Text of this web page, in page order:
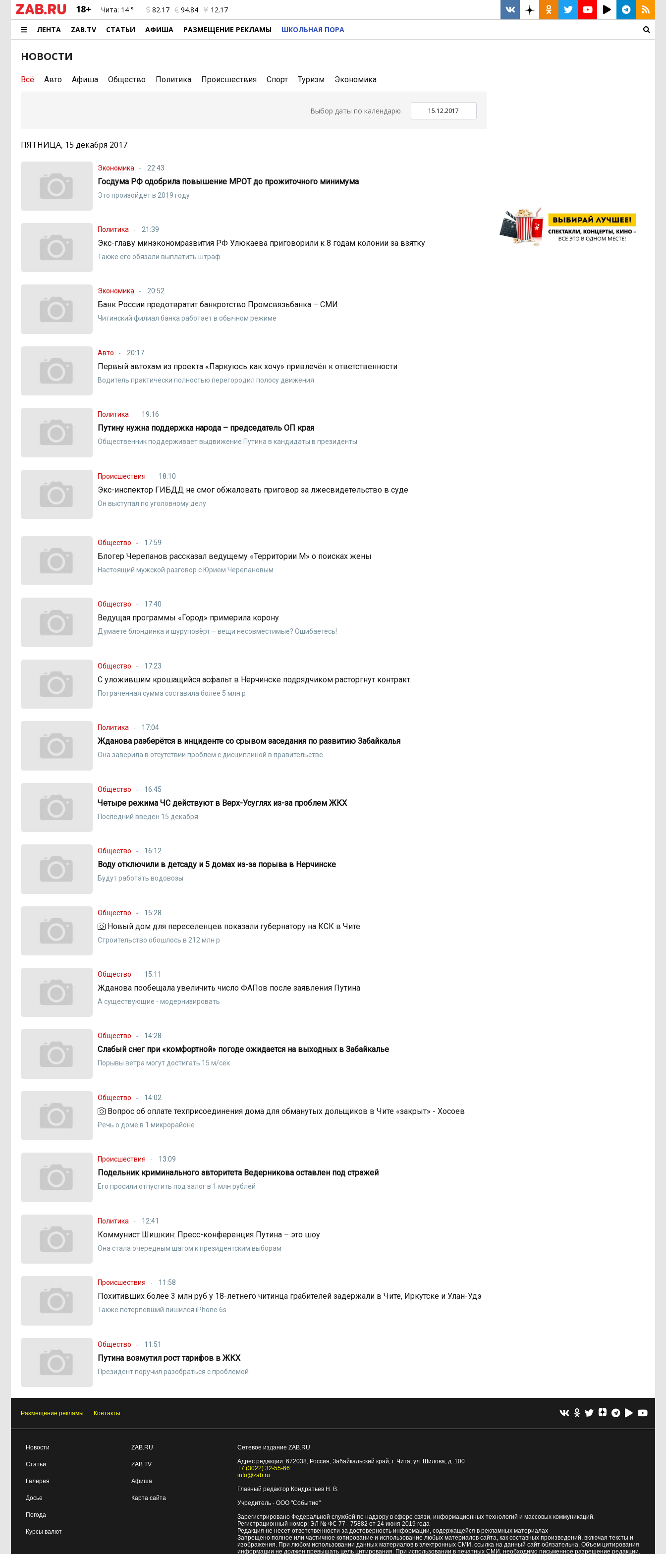
18+ Чита: 14 ° 82.17 94.84 12.17
ЛЕНТА ZAB.TV СТАТЬИ АФИША РАЗМЕЩЕНИЕ РЕКЛАМЫ ШКОЛЬНАЯ ПОРА
НОВОСТИ
Всё Авто Афиша Общество Политика Происшествия Спорт Туризм Экономика
Выбор даты по календарю
ПЯТНИЦА, 15 декабря 2017
Экономика 22:43
Госдума РФ одобрила повышение МРОТ до прожиточного минимума
Это произойдет в 2019 году
Политика 21:39
Экс-главу минэкономразвития РФ Улюкаева приговорили к 8 годам колонии за взятку
Также его обязали выплатить штраф
Экономика 20:52
Банк России предотвратит банкротство Промсвязьбанка – СМИ
Читинский филиал банка работает в обычном режиме
Авто 20:17
Первый автохам из проекта «Паркуюсь как хочу» привлечён к ответственности
Водитель практически полностью перегородил полосу движения
Политика 19:16
Путину нужна поддержка народа – председатель ОП края
Общественник поддерживает выдвижение Путина в кандидаты в президенты
Происшествия 18:10
Экс-инспектор ГИБДД не смог обжаловать приговор за лжесвидетельство в суде
Он выступал по уголовному делу
Общество 17:59
Блогер Черепанов рассказал ведущему «Территории М» о поисках жены
Настоящий мужской разговор с Юрием Черепановым
Общество 17:40
Ведущая программы «Город» примерила корону
Думаете блондинка и шуруповёрт – вещи несовместимые? Ошибаетесь!
Общество 17:23
С уложившим крошащийся асфальт в Нерчинске подрядчиком расторгнут контракт
Потраченная сумма составила более 5 млн р
Политика 17:04
Жданова разберётся в инциденте со срывом заседания по развитию Забайкалья
Она заверила в отсутствии проблем с дисциплиной в правительстве
Общество 16:45
Четыре режима ЧС действуют в Верх-Усуглях из-за проблем ЖКХ
Последний введен 15 декабря
Общество 16:12
Воду отключили в детсаду и 5 домах из-за порыва в Нерчинске
Будут работать водовозы
Общество 15:28
Новый дом для переселенцев показали губернатору на КСК в Чите
Строительство обошлось в 212 млн р
Общество 15:11
Жданова пообещала увеличить число ФАПов после заявления Путина
А существующие - модернизировать
Общество 14:28
Слабый снег при «комфортной» погоде ожидается на выходных в Забайкалье
Порывы ветра могут достигать 15 м/сек
Общество 14:02
Вопрос об оплате техприсоединения дома для обманутых дольщиков в Чите «закрыт» - Хосоев
Речь о доме в 1 микрорайоне
Происшествия 13:09
Подельник криминального авторитета Ведерникова оставлен под стражей
Его просили отпустить под залог в 1 млн рублей
Политика 12:41
Коммунист Шишкин: Пресс-конференция Путина – это шоу
Она стала очередным шагом к президентским выборам
Происшествия 11:58
Похитивших более 3 млн руб у 18-летнего читинца грабителей задержали в Чите, Иркутске и Улан-Удэ
Также потерпевший лишился iPhone 6s
Общество 11:51
Путина возмутил рост тарифов в ЖКХ
Президент поручил разобраться с проблемой
Размещение рекламы Контакты
Новости
Статьи
Галерея
Досье
Погода
Курсы валют
ZAB.RU
ZAB.TV
Афиша
Карта сайта
Сетевое издание ZAB.RU
Адрес редакции: 672038, Россия, Забайкальский край, г. Чита, ул. Шилова, д. 100
+7 (3022) 32-55-66
info@zab.ru
Главный редактор Кондратьев Н. В.
Учредитель - ООО "Событие"
Зарегистрировано Федеральной службой по надзору в сфере связи, информационных технологий и массовых коммуникаций.
Регистрационный номер: ЭЛ № ФС 77 - 75882 от 24 июня 2019 года
Редакция не несет ответственности за достоверность информации, содержащейся в рекламных материалах
Запрещено полное или частичное копирование и использование любых материалов сайта, как составных произведений, включая тексты и
изображения. При любом использовании данных материалов в электронных СМИ, ссылка на данный сайт обязательна. Объем цитирования
информации не должен превышать цель цитирования. При использовании в печатных СМИ, необходимо письменное разрешение редакции.